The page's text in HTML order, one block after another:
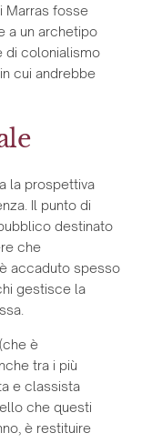
Marras fosse
a un archetipo
di colonialismo
cui andrebbe
la prospettiva
Il punto di
destinato
che
accaduto spesso
gestisce la
è
tra i più
e classista
che questi
è restituire